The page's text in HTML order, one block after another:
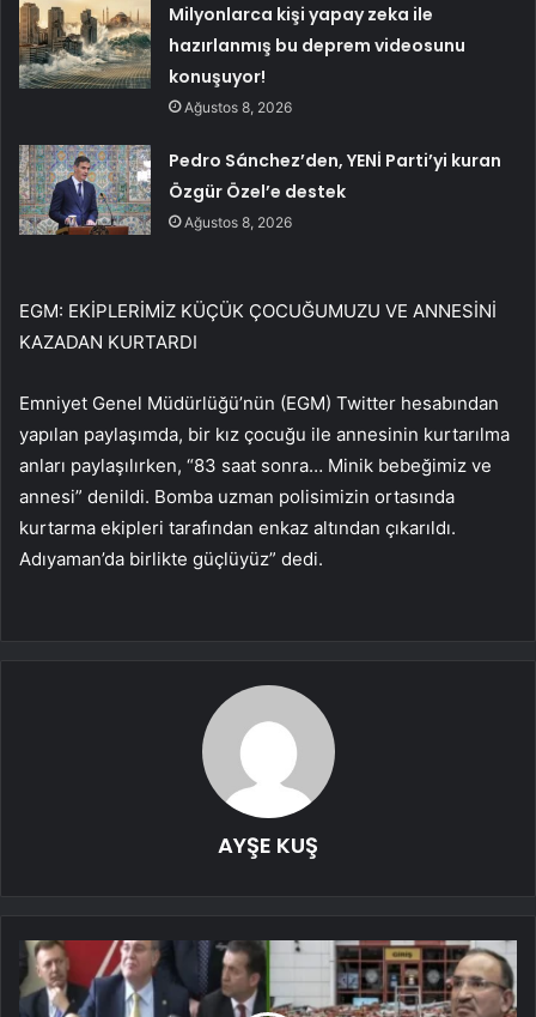
Milyonlarca kişi yapay zeka ile
hazırlanmış bu deprem videosunu
konuşuyor!
Ağustos 8, 2026
Pedro Sánchez’den, YENİ Parti’yi kuran
Özgür Özel’e destek
Ağustos 8, 2026
EGM: EKİPLERİMİZ KÜÇÜK ÇOCUĞUMUZU VE ANNESİNİ
KAZADAN KURTARDI
Emniyet Genel Müdürlüğü’nün (EGM) Twitter hesabından
yapılan paylaşımda, bir kız çocuğu ile annesinin kurtarılma
anları paylaşılırken, “83 saat sonra… Minik bebeğimiz ve
annesi” denildi. Bomba uzman polisimizin ortasında
kurtarma ekipleri tarafından enkaz altından çıkarıldı.
Adıyaman’da birlikte güçlüyüz” dedi.
AYŞE KUŞ